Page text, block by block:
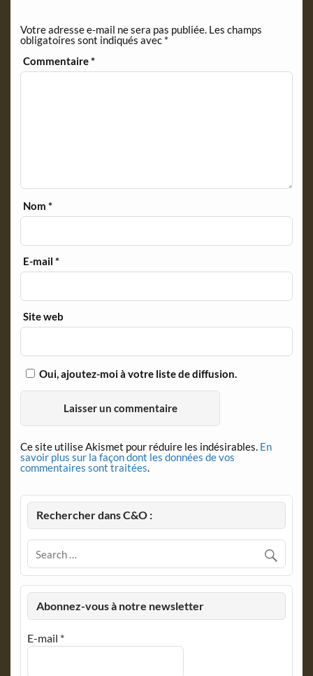
d
l
y
Votre adresse e-mail ne sera pas publiée. Les champs
obligatoires sont indiqués avec *
Commentaire*
Nom*
E-mail*
Site web
Oui, ajoutez-moi à votre liste de diffusion.
Ce site utilise Akismet pour réduire les indésirables. En
savoir plus sur la façon dont les données de vos
commentaires sont traitées.
Rechercher dans C&O :
Abonnez-vous à notre newsletter
E-mail *